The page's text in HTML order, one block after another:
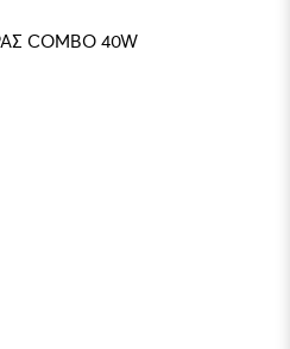
COMBO 40W